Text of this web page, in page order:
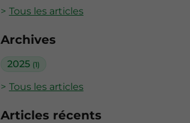
Tous les articles
Archives
2025 (1)
Tous les articles
Articles récents